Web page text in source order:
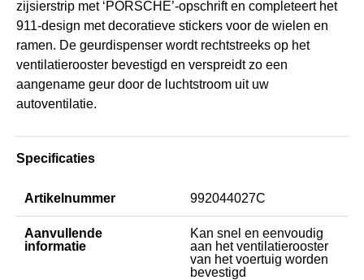
zijsierstrip met ‘PORSCHE’-opschrift en completeert het
911-design met decoratieve stickers voor de wielen en
ramen. De geurdispenser wordt rechtstreeks op het
ventilatierooster bevestigd en verspreidt zo een
aangename geur door de luchtstroom uit uw
autoventilatie.
Specificaties
Artikelnummer 992044027C
Aanvullende
informatie
Kan snel en eenvoudig
aan het ventilatierooster
van het voertuig worden
bevestigd